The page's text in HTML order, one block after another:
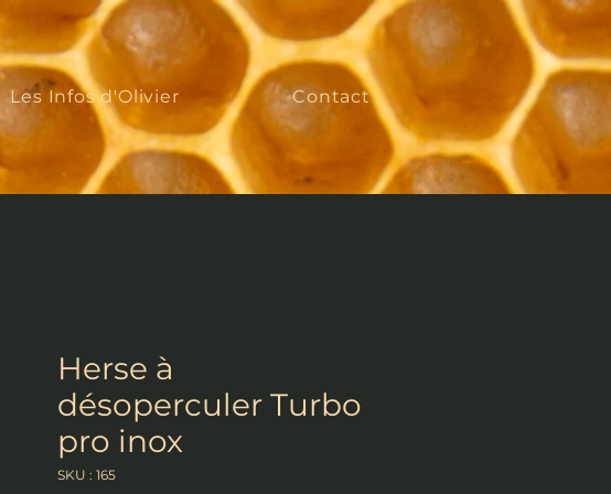
Les Infos d'Olivier Contact
Herse à
désoperculer Turbo
pro inox
SKU : 165